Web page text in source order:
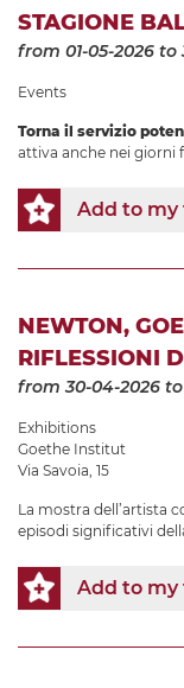
STAGIONE
from 01-05-2026 to
Events
Torna il servizio
attiva anche nei giorni
Add to
NEWTON,
RIFLESSIONI
from 30-04-2026 to
Exhibitions
Goethe Institut
Via Savoia, 15
La mostra dell’artista
episodi significativi
Add to